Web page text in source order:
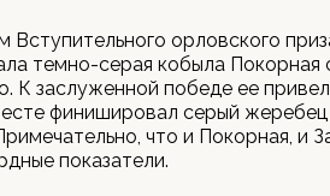
Вступительного орловского
темно-серая кобыла Покорная
К заслуженной победе ее
финишировал серый жеребец
что и Покорная, и
показатели.